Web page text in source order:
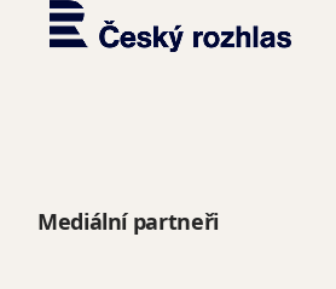
Mediální partneři